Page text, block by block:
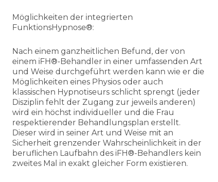
Möglichkeiten der integrierten
FunktionsHypnose®:
Nach einem ganzheitlichen Befund, der von
einem iFH®-Behandler in einer umfassenden Art
und Weise durchgeführt werden kann wie er die
Möglichkeiten eines Physios oder auch
klassischen Hypnotiseurs schlicht sprengt (jeder
Disziplin fehlt der Zugang zur jeweils anderen)
wird ein höchst individueller und die Frau
respektierender Behandlungsplan erstellt.
Dieser wird in seiner Art und Weise mit an
Sicherheit grenzender Wahrscheinlichkeit in der
beruflichen Laufbahn des iFH®-Behandlers kein
zweites Mal in exakt gleicher Form existieren.